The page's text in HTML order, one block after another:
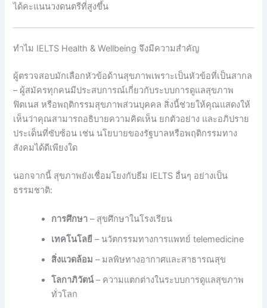
ได้คะแนนวงดนตรีที่สูงขึ้น
ทําไม IELTS Health & Wellbeing จึงมีความสําคัญ
ผู้ตรวจสอบมักเลือกหัวข้อด้านสุขภาพเพราะเป็นหัวข้อที่เป็นสากล
– ผู้สมัครทุกคนมีประสบการณ์เกี่ยวกับระบบการดูแลสุขภาพ
ฟิตเนส หรือพฤติกรรมสุขภาพส่วนบุคคล สิ่งนี้ช่วยให้คุณแสดงให้
เห็นว่าคุณสามารถอธิบายความคิดเห็น ยกตัวอย่าง และอภิปราย
ประเด็นที่ซับซ้อน เช่น นโยบายของรัฐบาลหรือพฤติกรรมทาง
สังคมได้ดีเพียงใด
นอกจากนี้ สุขภาพยังเชื่อมโยงกับธีม IELTS อื่นๆ อย่างเป็น
ธรรมชาติ:
การศึกษา – สุขศึกษาในโรงเรียน
เทคโนโลยี – นวัตกรรมทางการแพทย์ telemedicine
สิ่งแวดล้อม – มลพิษทางอากาศและสาธารณสุข
โลกาภิวัตน์ – ความแตกต่างในระบบการดูแลสุขภาพ
ทั่วโลก